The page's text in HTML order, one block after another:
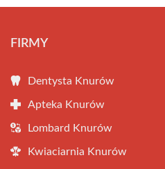
FIRMY
Dentysta Knurów
Apteka Knurów
Lombard Knurów
Kwiaciarnia Knurów